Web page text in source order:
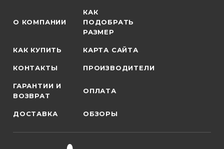
О КОМПАНИИ
КАК
ПОДОБРАТЬ
РАЗМЕР
КАК КУПИТЬ КАРТА САЙТА
КОНТАКТЫ ПРОИЗВОДИТЕЛИ
ГАРАНТИИ И
ВОЗВРАТ
ОПЛАТА
ДОСТАВКА ОБЗОРЫ